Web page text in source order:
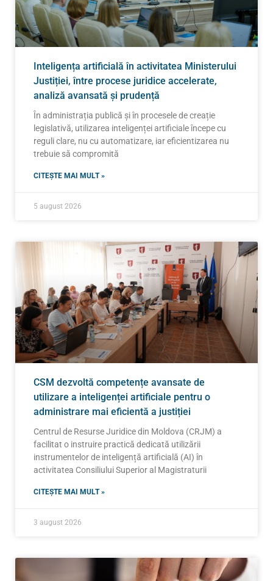
Inteligența artificială în activitatea Ministerului
Justiției, între procese juridice accelerate,
analiză avansată și prudență
În administrația publică și în procesele de creație
legislativă, utilizarea inteligenței artificiale începe cu
reguli clare, nu cu automatizare, iar eficientizarea nu
trebuie să compromită
CITEȘTE MAI MULT »
5 august 2026
CSM dezvoltă competențe avansate de
utilizare a inteligenței artificiale pentru o
administrare mai eficientă a justiției
Centrul de Resurse Juridice din Moldova (CRJM) a
facilitat o instruire practică dedicată utilizării
instrumentelor de inteligență artificială (AI) în
activitatea Consiliului Superior al Magistraturii
CITEȘTE MAI MULT »
3 august 2026